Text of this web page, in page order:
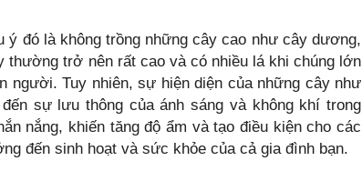
đó là không trồng những cây cao như cây dương,
trở nên rất cao và có nhiều lá khi chúng lớn
người. Tuy nhiên, sự hiện diện của những cây như
sự lưu thông của ánh sáng và không khí trong
nắng, khiến tăng độ ẩm và tạo điều kiện cho các
đến sinh hoạt và sức khỏe của cả gia đình bạn.